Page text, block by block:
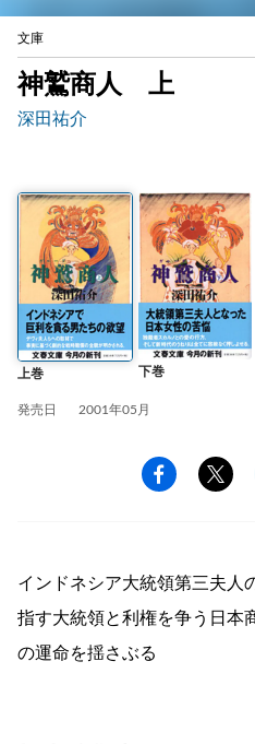
文庫
神鷲商人 上
深田祐介
上巻 下巻
発売日 2001年05月
インドネシア大統領第三夫人
指す大統領と利権を争う日本
の運命を揺さぶる